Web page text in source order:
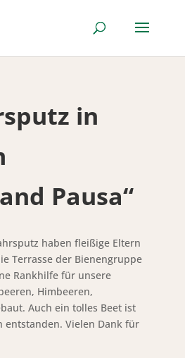
in
Pausa“
haben fleißige Eltern
Terrasse der Bienengruppe
Rankhilfe für unsere
Himbeeren,
Auch ein tolles Beet ist
entstanden. Vielen Dank für